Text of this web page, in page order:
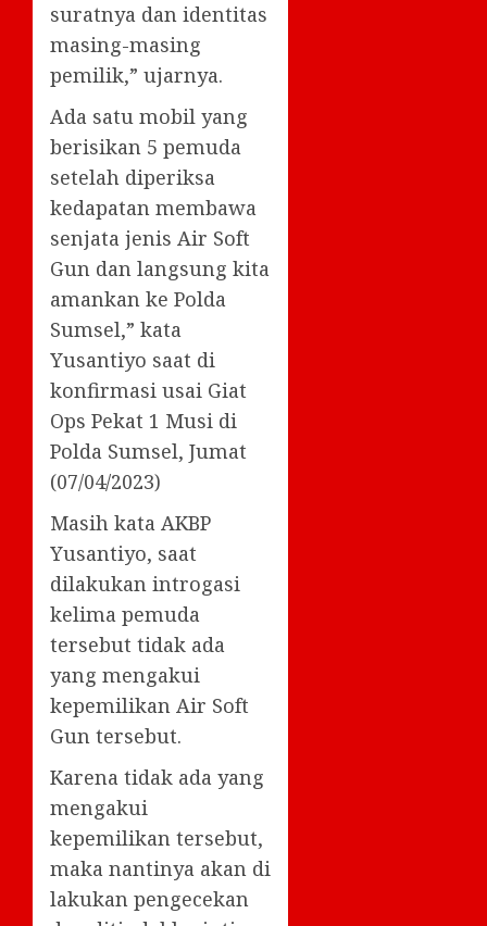
suratnya dan identitas
masing-masing
pemilik,” ujarnya.
Ada satu mobil yang
berisikan 5 pemuda
setelah diperiksa
kedapatan membawa
senjata jenis Air Soft
Gun dan langsung kita
amankan ke Polda
Sumsel,” kata
Yusantiyo saat di
konfirmasi usai Giat
Ops Pekat 1 Musi di
Polda Sumsel, Jumat
(07/04/2023)
Masih kata AKBP
Yusantiyo, saat
dilakukan introgasi
kelima pemuda
tersebut tidak ada
yang mengakui
kepemilikan Air Soft
Gun tersebut.
Karena tidak ada yang
mengakui
kepemilikan tersebut,
maka nantinya akan di
lakukan pengecekan